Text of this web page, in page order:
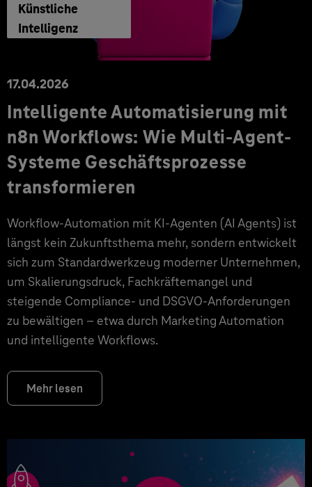
Künstliche
Intelligenz
17.04.2026
Intelligente Automatisierung mit
n8n Workflows: Wie Multi-Agent-
Systeme Geschäftsprozesse
transformieren
Workflow-Automation mit KI-Agenten (AI Agents) ist
längst kein Zukunftsthema mehr, sondern entwickelt
sich zum Standardwerkzeug moderner Unternehmen,
um Skalierungsdruck, Fachkräftemangel und
steigende Compliance- und DSGVO-Anforderungen
zu bewältigen – etwa durch Marketing Automation
und intelligente Workflows.
Mehr lesen